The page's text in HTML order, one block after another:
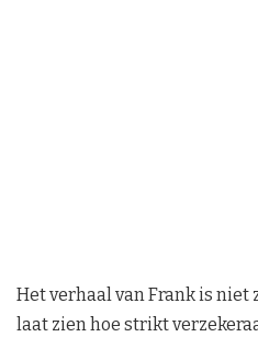
Het verhaal van Frank is niet
laat zien hoe strikt